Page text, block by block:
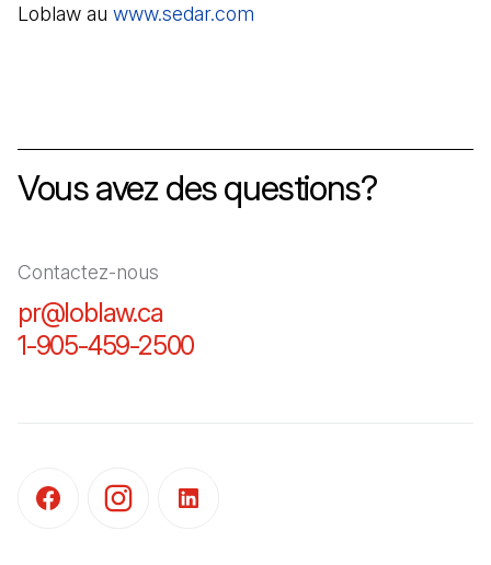
Loblaw au www.sedar.com
Vous avez des questions?
Contactez-nous
pr@loblaw.ca
1-905-459-2500